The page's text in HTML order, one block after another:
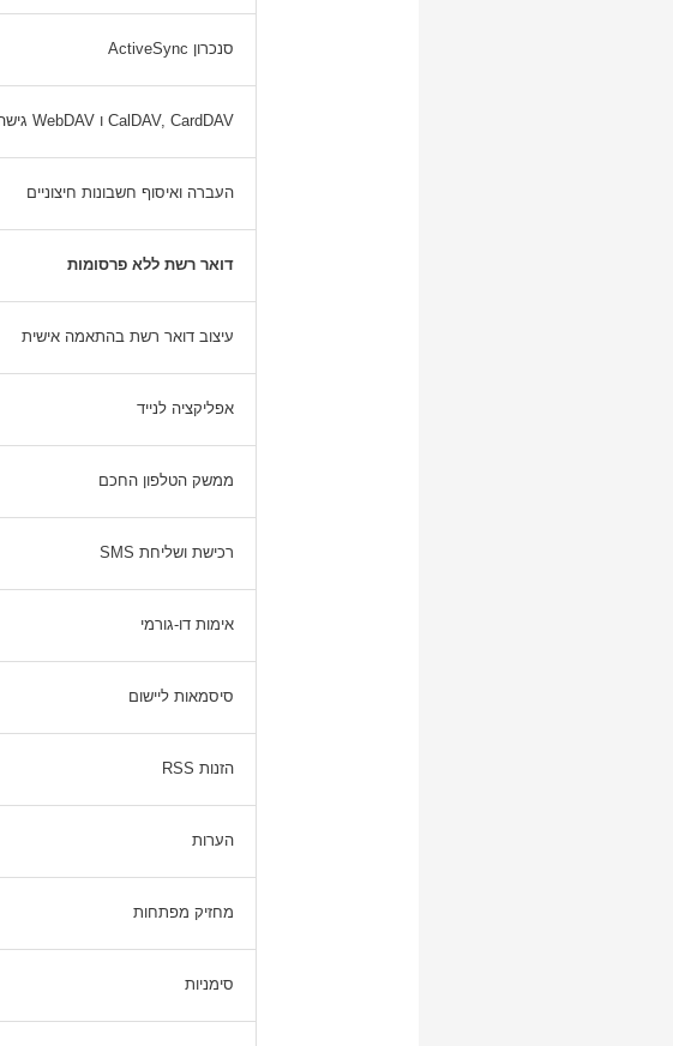
סנכרון ActiveSync
CalDAV, CardDAV ו WebDAV גישה
העברה ואיסוף חשבונות חיצוניים
דואר רשת ללא פרסומות
עיצוב דואר רשת בהתאמה אישית
אפליקציה לנייד
ממשק הטלפון החכם
רכישת ושליחת SMS
אימות דו-גורמי
סיסמאות ליישום
הזנות RSS
הערות
מחזיק מפתחות
סימניות